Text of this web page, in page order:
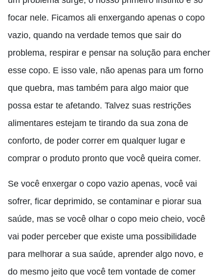
focar nele. Ficamos ali enxergando apenas o copo
vazio, quando na verdade temos que sair do
problema, respirar e pensar na solução para encher
esse copo. E isso vale, não apenas para um forno
que quebra, mas também para algo maior que
possa estar te afetando. Talvez suas restrições
alimentares estejam te tirando da sua zona de
conforto, de poder correr em qualquer lugar e
comprar o produto pronto que você queira comer.
Se você enxergar o copo vazio apenas, você vai
sofrer, ficar deprimido, se contaminar e piorar sua
saúde, mas se você olhar o copo meio cheio, você
vai poder perceber que existe uma possibilidade
para melhorar a sua saúde, aprender algo novo, e
do mesmo jeito que você tem vontade de comer